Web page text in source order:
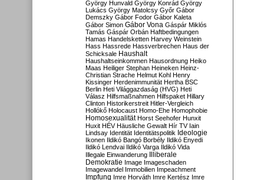
György Hunvald György Konrád György
Lukács György Matolcsy Győr Gábor
Demszky Gábor Fodor Gábor Kaleta
Gábor Simon Gábor Vona Gáspár Miklós
Tamás Gáspár Orbán Haftbedingungen
Hamas Handelsketten Harvey Weinstein
Hass Hassrede Hassverbrechen Haus der
Schicksale Haushalt
Haushaltseinkommen Hausordnung Heiko
Maas Heiliger Stephan Heineken Heinz-
Christian Strache Helmut Kohl Henry
Kissinger Herdenimmunität Hertha BSC
Berlin Heti Világgazdaság (HVG) Heti
Válasz Hilfsmaßnahmen Hilfspaket Hillary
Clinton Historikerstreit Hitler-Vergleich
Hollókő Holocaust Homo-Ehe Homophobie
Homosexualität Horst Seehofer Hunxit
Huxit HÉV Häusliche Gewalt Hír TV Iain
Lindsay Identität Identitätspolitik Ideologie
Ikonen Ildikó Bangó Borbély Ildikó Enyedi
Ildikó Lendvai Ildikó Varga Ildikó Vida
Illegale Einwanderung Illiberale
Demokratie Image Imageschaden
Imagewandel Immobilien Impeachment
Impfung Imre Horváth Imre Kertész Imre